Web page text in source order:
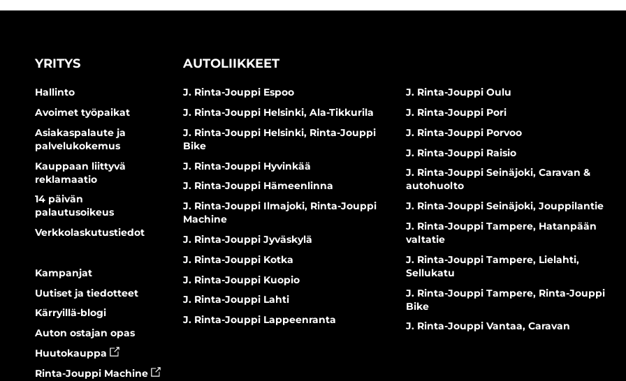
YRITYS
Hallinto
Avoimet työpaikat
Asiakaspalaute ja
palvelukokemus
Kauppaan liittyvä
reklamaatio
14 päivän
palautusoikeus
Verkkolaskutustiedot
Kampanjat
Uutiset ja tiedotteet
Kärryillä-blogi
Auton ostajan opas
Huutokauppa
Rinta-Jouppi Machine
AUTOLIIKKEET
J. Rinta-Jouppi Espoo
J. Rinta-Jouppi Helsinki, Ala-Tikkurila
J. Rinta-Jouppi Helsinki, Rinta-Jouppi
Bike
J. Rinta-Jouppi Hyvinkää
J. Rinta-Jouppi Hämeenlinna
J. Rinta-Jouppi Ilmajoki, Rinta-Jouppi
Machine
J. Rinta-Jouppi Jyväskylä
J. Rinta-Jouppi Kotka
J. Rinta-Jouppi Kuopio
J. Rinta-Jouppi Lahti
J. Rinta-Jouppi Lappeenranta
J. Rinta-Jouppi Oulu
J. Rinta-Jouppi Pori
J. Rinta-Jouppi Porvoo
J. Rinta-Jouppi Raisio
J. Rinta-Jouppi Seinäjoki, Caravan &
autohuolto
J. Rinta-Jouppi Seinäjoki, Jouppilantie
J. Rinta-Jouppi Tampere, Hatanpään
valtatie
J. Rinta-Jouppi Tampere, Lielahti,
Sellukatu
J. Rinta-Jouppi Tampere, Rinta-Jouppi
Bike
J. Rinta-Jouppi Vantaa, Caravan